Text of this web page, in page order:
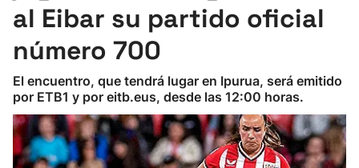
Remo
Ciclismo
Herri-kirolak
al Eibar su partido oficial
número 700
El encuentro, que tendrá lugar en Ipurua, será emitido
por ETB1 y por eitb.eus, desde las 12:00 horas.